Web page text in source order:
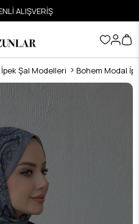
ALIŞVERİŞ
Şal Modelleri Bohem Modal